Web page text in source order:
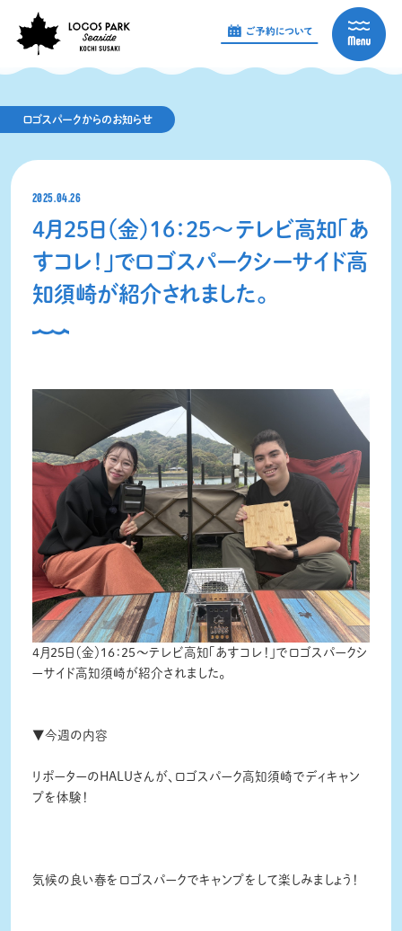
2025.04.26
4月25日（金）16：25～テレビ高知「あ
すコレ！」でロゴスパークシーサイド高
知須崎が紹介されました。
ロゴスパークからのお知らせ
4月25日（金）16：25～テレビ高知「あすコレ！」でロゴスパークシ
ーサイド高知須崎が紹介されました。
▼今週の内容
リポーターのHALUさんが、ロゴスパーク高知須崎でディキャン
プを体験！
気候の良い春をロゴスパークでキャンプをして楽しみましょう！